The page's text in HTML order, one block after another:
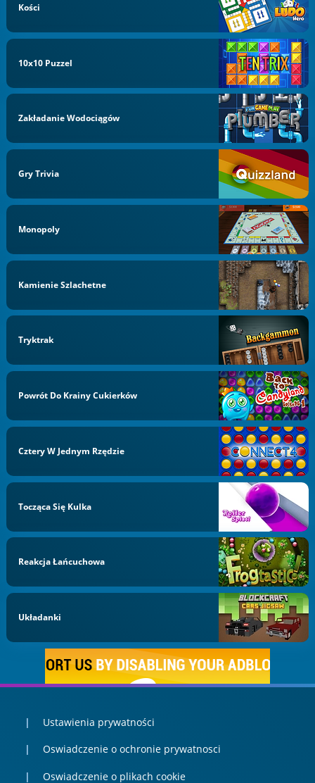
Kości
10x10 Puzzel
Zakładanie Wodociągów
Gry Trivia
Monopoly
Kamienie Szlachetne
Tryktrak
Powrót Do Krainy Cukierków
Cztery W Jednym Rzędzie
Tocząca Się Kulka
Reakcja Łańcuchowa
Układanki
Ustawienia prywatności
Oswiadczenie o ochronie prywatnosci
Oswiadczenie o plikach cookie